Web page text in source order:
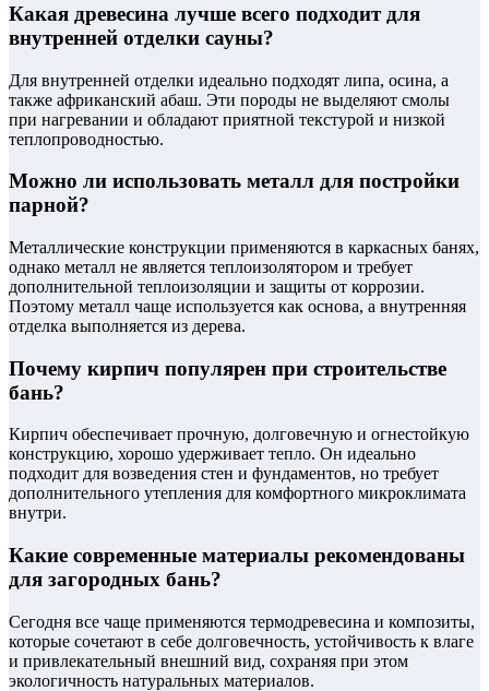
Какая древесина лучше всего подходит для
внутренней отделки сауны?
Для внутренней отделки идеально подходят липа, осина, а
также африканский абаш. Эти породы не выделяют смолы
при нагревании и обладают приятной текстурой и низкой
теплопроводностью.
Можно ли использовать металл для постройки
парной?
Металлические конструкции применяются в каркасных банях,
однако металл не является теплоизолятором и требует
дополнительной теплоизоляции и защиты от коррозии.
Поэтому металл чаще используется как основа, а внутренняя
отделка выполняется из дерева.
Почему кирпич популярен при строительстве
бань?
Кирпич обеспечивает прочную, долговечную и огнестойкую
конструкцию, хорошо удерживает тепло. Он идеально
подходит для возведения стен и фундаментов, но требует
дополнительного утепления для комфортного микроклимата
внутри.
Какие современные материалы рекомендованы
для загородных бань?
Сегодня все чаще применяются термодревесина и композиты,
которые сочетают в себе долговечность, устойчивость к влаге
и привлекательный внешний вид, сохраняя при этом
экологичность натуральных материалов.